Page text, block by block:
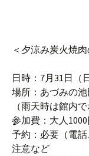
＜夕涼み炭火焼
日時：7月31日（
場所：あづみの
（雨天時は館内
参加費：大人
予約：必要（電話
注意など